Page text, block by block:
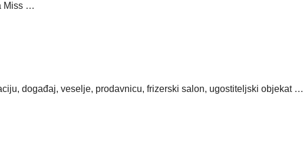
Miss …
događaj, veselje, prodavnicu, frizerski salon, ugostiteljski objekat …